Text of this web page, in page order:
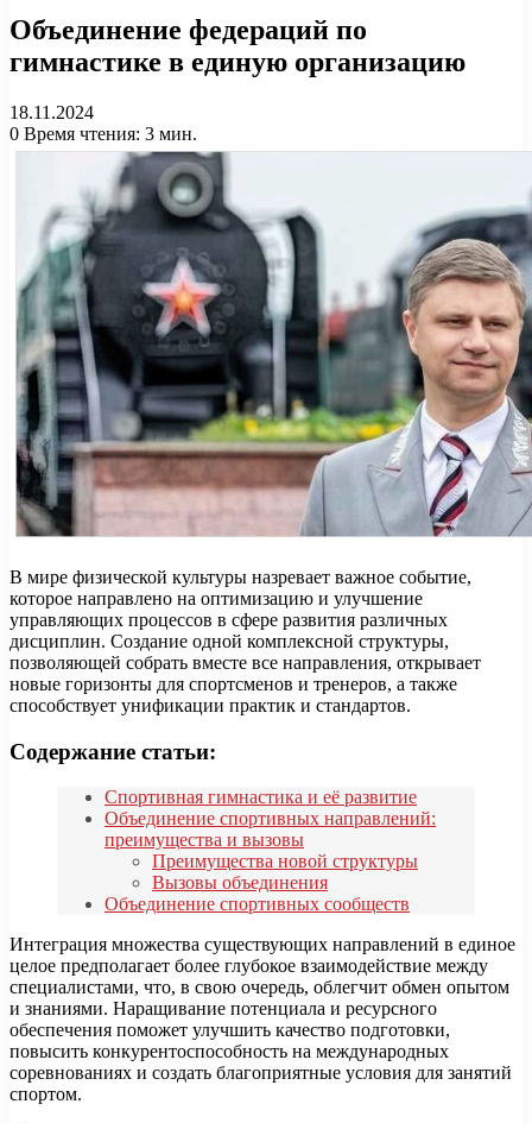
Объединение федераций по
гимнастике в единую организацию
18.11.2024
0 Время чтения: 3 мин.
В мире физической культуры назревает важное событие,
которое направлено на оптимизацию и улучшение
управляющих процессов в сфере развития различных
дисциплин. Создание одной комплексной структуры,
позволяющей собрать вместе все направления, открывает
новые горизонты для спортсменов и тренеров, а также
способствует унификации практик и стандартов.
Содержание статьи:
Спортивная гимнастика и её развитие
Объединение спортивных направлений:
преимущества и вызовы
Преимущества новой структуры
Вызовы объединения
Объединение спортивных сообществ
Интеграция множества существующих направлений в единое
целое предполагает более глубокое взаимодействие между
специалистами, что, в свою очередь, облегчит обмен опытом
и знаниями. Наращивание потенциала и ресурсного
обеспечения поможет улучшить качество подготовки,
повысить конкурентоспособность на международных
соревнованиях и создать благоприятные условия для занятий
спортом.